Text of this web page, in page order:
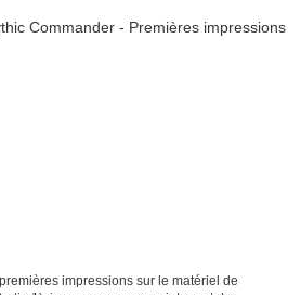
impressions sur le matériel de